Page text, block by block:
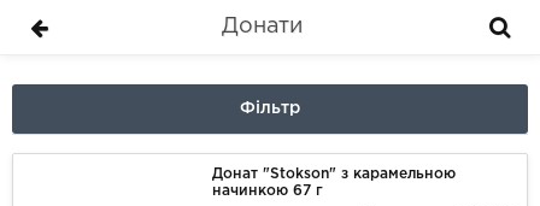
Донати
Фільтр
Донат "Stokson" з карамельною
начинкою 67 г